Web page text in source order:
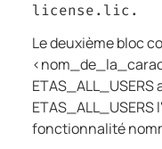
license.lic.
Le deuxième bloc
fonctionnalité